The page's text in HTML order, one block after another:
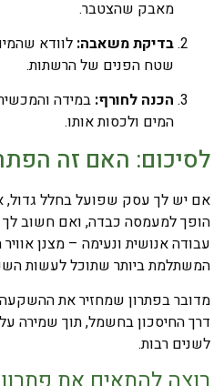
מאבק שהצטבר.
בדיקת משאבה: לוודא
שטח הפנים של הרשתות.
הכנה לחורף: במידה
המים ולכסות אותו.
לסיכום: האם זה
אם יש לך עסק שפועל בחלל
הופך למעמסה כבדה, ואם חשוב
עבודה אנושית ונעימה – מצנן
המשתלמת ביותר שתוכל לעשות
דרך החיסכון בחשמל, תוך שמירה
לשנים רבות.